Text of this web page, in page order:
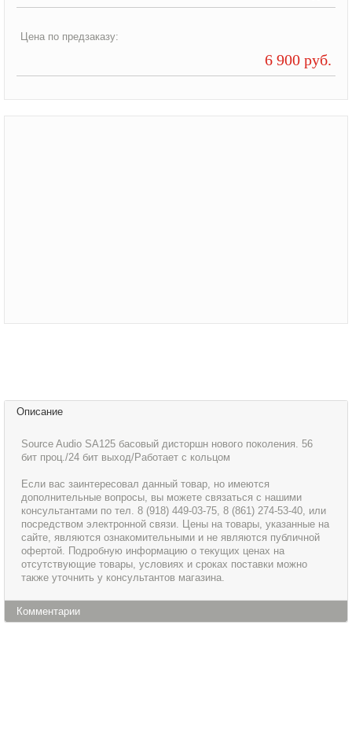
Цена по предзаказу:
6 900 руб.
Описание
Source Audio SA125 басовый дисторшн нового поколения. 56
бит проц./24 бит выход/Работает с кольцом
Если вас заинтересовал данный товар, но имеются
дополнительные вопросы, вы можете связаться с нашими
консультантами по тел. 8 (918) 449-03-75, 8 (861) 274-53-40, или
посредством электронной связи. Цены на товары, указанные на
сайте, являются ознакомительными и не являются публичной
офертой. Подробную информацию о текущих ценах на
отсутствующие товары, условиях и сроках поставки можно
также уточнить у консультантов магазина.
Комментарии